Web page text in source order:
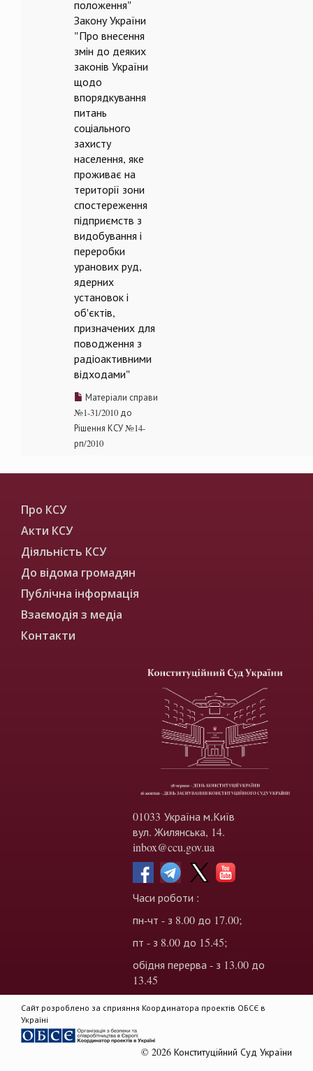
положення"
Закону України
"Про внесення
змін до деяких
законів України
щодо
впорядкування
питань
соціального
захисту
населення, яке
проживає на
території зони
спостереження
підприємств з
видобування і
переробки
уранових руд,
ядерних
установок і
об'єктів,
призначених для
поводження з
радіоактивними
відходами"
Матеріали справи
№1-31/2010 до
Рішення КСУ №14-
рп/2010
Про КСУ
Акти КСУ
Діяльність КСУ
До відома громадян
Публічна інформація
Взаємодія з медіа
Контакти
01033 Україна м.Київ
вул. Жилянська, 14.
inbox@ccu.gov.ua
Часи роботи :
пн-чт - з 8.00 до 17.00;
пт - з 8.00 до 15.45;
обідня перерва - з 13.00 до
13.45
Сайт розроблено за сприяння Координатора проектів ОБСЄ в
Україні
© 2026 Конституційний Суд України